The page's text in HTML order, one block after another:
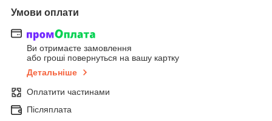
Умови оплати
Ви отримаєте замовлення
або гроші повернуться на вашу картку
Детальніше
Оплатити частинами
Післяплата